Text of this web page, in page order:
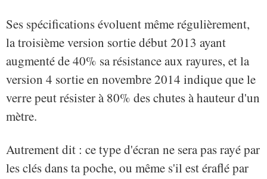
Ses spécifications évoluent même régulièrement,
la troisième version sortie début 2013 ayant
augmenté de 40% sa résistance aux rayures, et la
version 4 sortie en novembre 2014 indique que le
verre peut résister à 80% des chutes à hauteur d'un
mètre.
Autrement dit : ce type d'écran ne sera pas rayé par
les clés dans ta poche, ou même s'il est éraflé par